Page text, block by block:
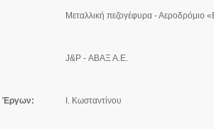
Μεταλλική πεζογέφυρα - Αεροδρόμιο
J&P - ΑΒΑΞ Α.Ε.
Έργων: Ι. Κωσταντίνου